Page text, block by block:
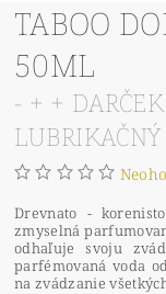
TABOO
50ML
- + +
Drevnato -
zmyselná
odhaľuje svoju
parfémovaná voda
na zvádzanie